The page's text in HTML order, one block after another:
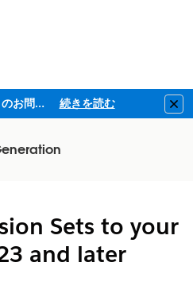
ただいま大変多くのお問い合わせをいただいており、ご連絡までにお時間を頂戴しております 続きを読む
Sets to your
and later